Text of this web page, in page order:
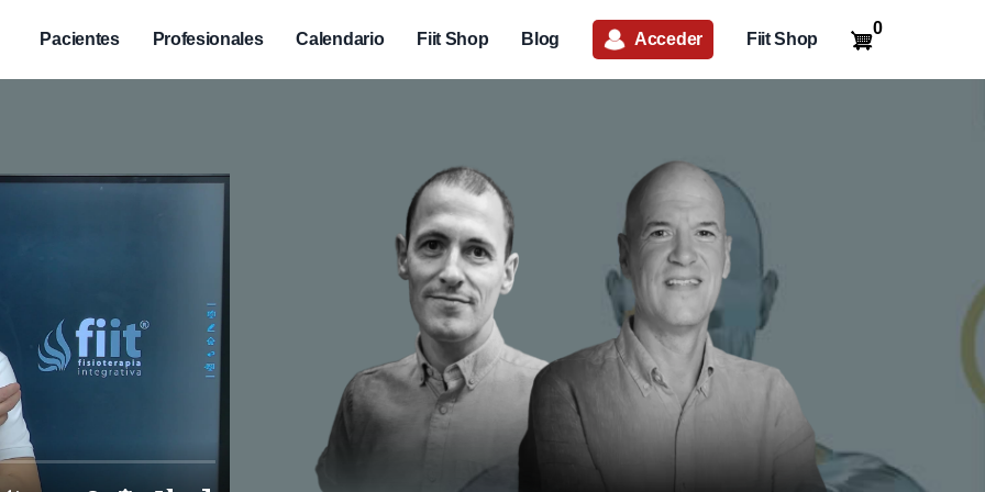
Fiit
Pacientes Profesionales Calendario Fiit Shop Blog Acceder Fiit Shop
0